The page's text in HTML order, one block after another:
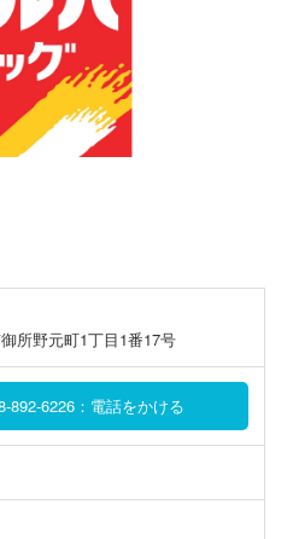
所野元町1丁目1番17号
892-6226：電話をかける